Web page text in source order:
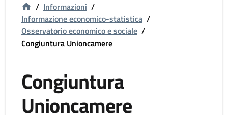
/ Informazioni /
Informazione economico-statistica /
Osservatorio economico e sociale /
Congiuntura Unioncamere
Congiuntura
Unioncamere